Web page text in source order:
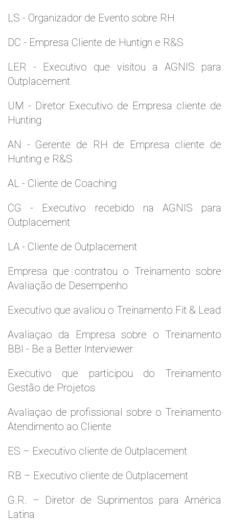
LS - Organizador de Evento sobre RH
DC - Empresa Cliente de Huntign e R&S
LER - Executivo que visitou a AGNIS para
Outplacement
UM - Diretor Executivo de Empresa cliente de
Hunting
AN - Gerente de RH de Empresa cliente de
Hunting e R&S
AL - Cliente de Coaching
CG - Executivo recebido na AGNIS para
Outplacement
LA - Cliente de Outplacement
Empresa que contratou o Treinamento sobre
Avaliação de Desempenho
Executivo que avaliou o Treinamento Fit & Lead
Avaliaçao da Empresa sobre o Treinamento
BBI - Be a Better Interviewer
Executivo que participou do Treinamento
Gestão de Projetos
Avaliaçao de profissional sobre o Treinamento
Atendimento ao Cliente
ES – Executivo cliente de Outplacement
RB – Executivo cliente de Outplacement
G.R. – Diretor de Suprimentos para América
Latina